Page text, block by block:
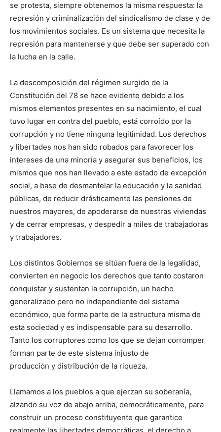
se protesta, siempre obtenemos la misma respuesta: la
represión y criminalización del sindicalismo de clase y de
los movimientos sociales. Es un sistema que necesita la
represión para mantenerse y que debe ser superado con
la lucha en la calle.
La descomposición del régimen surgido de la
Constitución del 78 se hace evidente debido a los
mismos elementos presentes en su nacimiento, el cual
tuvo lugar en contra del pueblo, está corroído por la
corrupción y no tiene ninguna legitimidad. Los derechos
y libertades nos han sido robados para favorecer los
intereses de una minoría y asegurar sus beneficios, los
mismos que nos han llevado a este estado de excepción
social, a base de desmantelar la educación y la sanidad
públicas, de reducir drásticamente las pensiones de
nuestros mayores, de apoderarse de nuestras viviendas
y de cerrar empresas, y despedir a miles de trabajadoras
y trabajadores.
Los distintos Gobiernos se sitúan fuera de la legalidad,
convierten en negocio los derechos que tanto costaron
conquistar y sustentan la corrupción, un hecho
generalizado pero no independiente del sistema
económico, que forma parte de la estructura misma de
esta sociedad y es indispensable para su desarrollo.
Tanto los corruptores como los que se dejan corromper
forman parte de este sistema injusto de
producción y distribución de la riqueza.
Llamamos a los pueblos a que ejerzan su soberanía,
alzando su voz de abajo arriba, democráticamente, para
construir un proceso constituyente que garantice